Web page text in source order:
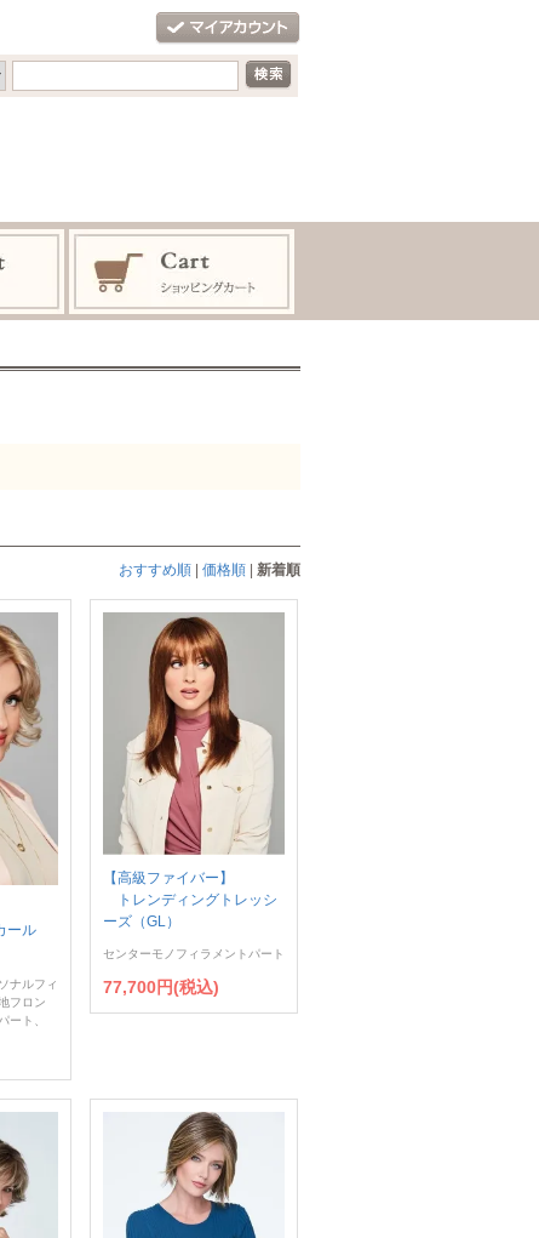
おすすめ順 価格順 新着順
ール
ナルフィ
フロン
ート、
【高級ファイバー】
トレンディングトレッシ
ーズ（GL）
センターモノフィラメントパート
77,700円(税込)